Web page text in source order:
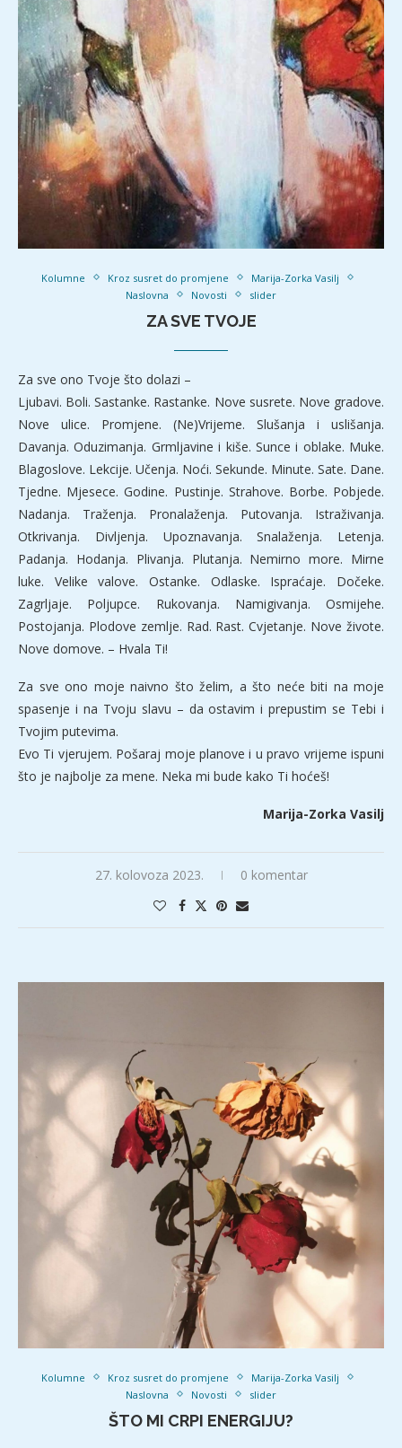
Kolumne Kroz susret do promjene
Marija-Zorka Vasilj
Naslovna
Novosti slider
ZA SVE TVOJE
Za sve ono Tvoje što dolazi –
Ljubavi. Boli. Sastanke. Rastanke. Nove susrete. Nove gradove.
Nove ulice. Promjene. (Ne)Vrijeme. Slušanja i uslišanja.
Davanja. Oduzimanja. Grmljavine i kiše. Sunce i oblake. Muke.
Blagoslove. Lekcije. Učenja. Noći. Sekunde. Minute. Sate. Dane.
Tjedne. Mjesece. Godine. Pustinje. Strahove. Borbe. Pobjede.
Nadanja. Traženja. Pronalaženja. Putovanja. Istraživanja.
Otkrivanja. Divljenja. Upoznavanja. Snalaženja. Letenja.
Padanja. Hodanja. Plivanja. Plutanja. Nemirno more. Mirne
luke. Velike valove. Ostanke. Odlaske. Ispraćaje. Dočeke.
Zagrljaje. Poljupce. Rukovanja. Namigivanja. Osmijehe.
Postojanja. Plodove zemlje. Rad. Rast. Cvjetanje. Nove živote.
Nove domove. – Hvala Ti!
Za sve ono moje naivno što želim, a što neće biti na moje
spasenje i na Tvoju slavu – da ostavim i prepustim se Tebi i
Tvojim putevima.
Evo Ti vjerujem. Pošaraj moje planove i u pravo vrijeme ispuni
što je najbolje za mene. Neka mi bude kako Ti hoćeš!
Marija-Zorka Vasilj
27. kolovoza 2023. 0 komentar
Kolumne Kroz susret do promjene
Marija-Zorka Vasilj
Naslovna
Novosti slider
ŠTO MI CRPI ENERGIJU?